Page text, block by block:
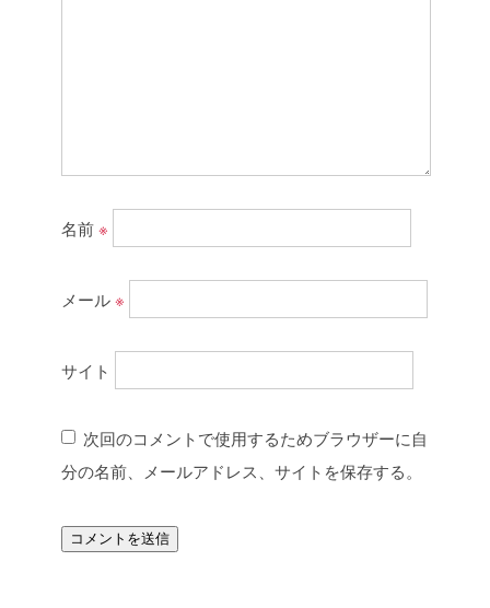
名前※
メール※
サイト
次回のコメントで使用するためブラウザーに自
分の名前、メールアドレス、サイトを保存する。